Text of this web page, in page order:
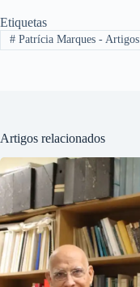
Etiquetas
#Patrícia Marques - Artigos
Artigos relacionados